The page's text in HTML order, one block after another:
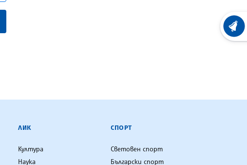
ЛИК
Култура
Наука
СПОРТ
Световен спорт
Български спорт